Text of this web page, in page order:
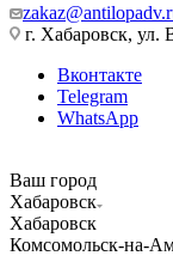
г. Хабаровск, ул.
Вконтакте
Telegram
WhatsApp
Ваш город
Хабаровск
Хабаровск
Комсомольск-на-